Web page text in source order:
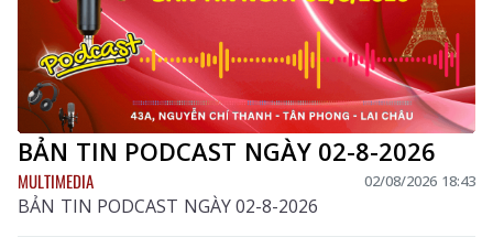
BẢN TIN PODCAST NGÀY 02-8-2026
MULTIMEDIA 02/08/2026 18:43
BẢN TIN PODCAST NGÀY 02-8-2026